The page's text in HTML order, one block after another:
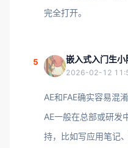
完全打开。
5 嵌入式入门生小
2026-02-12
AE和FAE确实容易混
AE一般在总部或研发
持，比如写应用笔记